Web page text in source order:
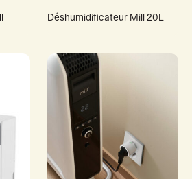
Déshumidificateur Mill 20L